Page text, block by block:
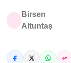
Birsen
Altuntaş